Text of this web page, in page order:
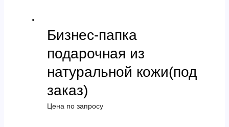
Бизнес-папка
подарочная из
натуральной кожи(под
заказ)
Цена по запросу